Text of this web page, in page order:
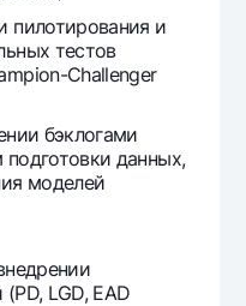
пилотирования и
тестов
Challenger
бэклогами
данных,
моделей
LGD, EAD